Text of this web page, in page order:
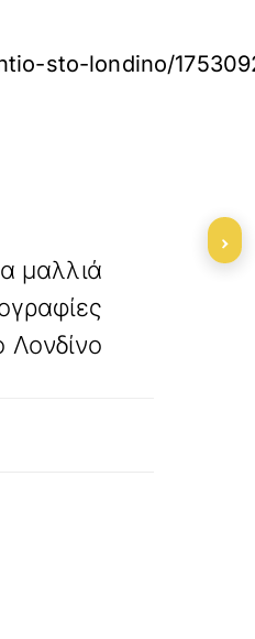
sto-londino/
μαλλιά
Λονδίνο
›